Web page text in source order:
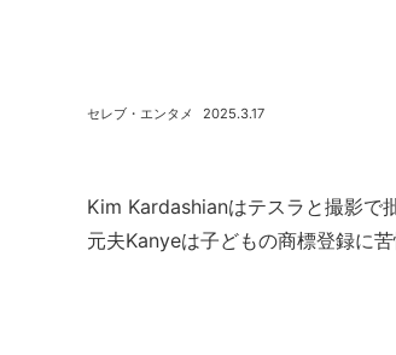
Kim Kardashianはテスラと撮影で
元夫Kanyeは子どもの商標登録に
2025.3.17
セレブ・エンタメ